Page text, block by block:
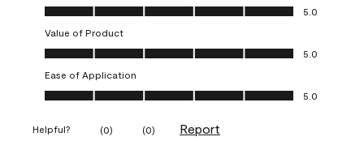
Quality of Product, 5.0 out of 5
5.0
Value of Product
Value of Product, 5.0 out of 5
5.0
Ease of Application
Ease of Application, 5.0 out of 5
5.0
Helpful? (0) (0) Report